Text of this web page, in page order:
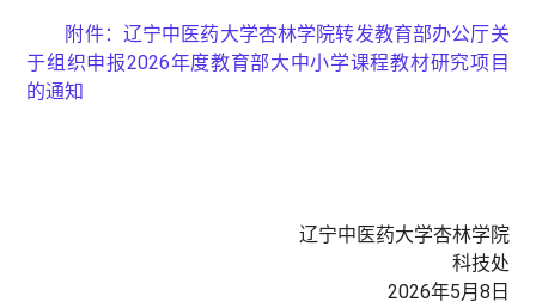
附件： 辽宁中医药大学杏林学院转发教育部办公厅关
于组织申报2026年度教育部大中小学课程教材研究项目
的通知
辽宁中医药大学杏林学院
科技处
2026年5月8日